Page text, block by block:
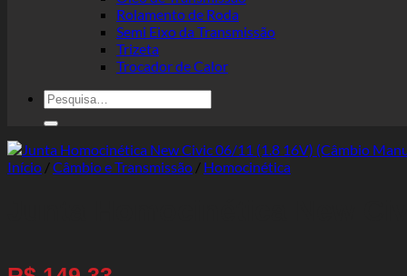
Rolamento de Roda
Semi Eixo da Transmissão
Trizeta
Trocador de Calor
Pesquisar
por:
Início /Câmbio e Transmissão / Homocinética